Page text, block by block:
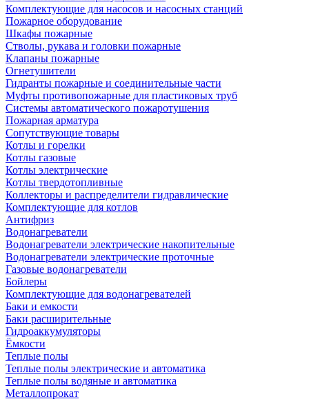
Комплектующие для насосов и насосных станций
Пожарное оборудование
Шкафы пожарные
Стволы, рукава и головки пожарные
Клапаны пожарные
Огнетушители
Гидранты пожарные и соединительные части
Муфты противопожарные для пластиковых труб
Системы автоматического пожаротушения
Пожарная арматура
Сопутствующие товары
Котлы и горелки
Котлы газовые
Котлы электрические
Котлы твердотопливные
Коллекторы и распределители гидравлические
Комплектующие для котлов
Антифриз
Водонагреватели
Водонагреватели электрические накопительные
Водонагреватели электрические проточные
Газовые водонагреватели
Бойлеры
Комплектующие для водонагревателей
Баки и емкости
Баки расширительные
Гидроаккумуляторы
Ёмкости
Теплые полы
Теплые полы электрические и автоматика
Теплые полы водяные и автоматика
Металлопрокат